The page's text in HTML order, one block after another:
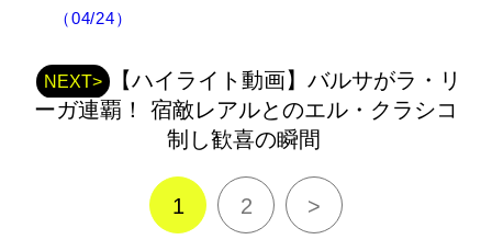
（04/24）
NEXT>
【ハイライト動画】バルサがラ・リ
ーガ連覇！ 宿敵レアルとのエル・クラシコ
制し歓喜の瞬間
1 2 >